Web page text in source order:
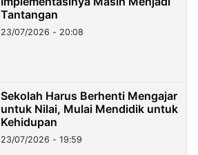
Tantangan
23/07/2026 - 20:08
Sekolah Harus Berhenti Mengajar
untuk Nilai, Mulai Mendidik untuk
Kehidupan
23/07/2026 - 19:59